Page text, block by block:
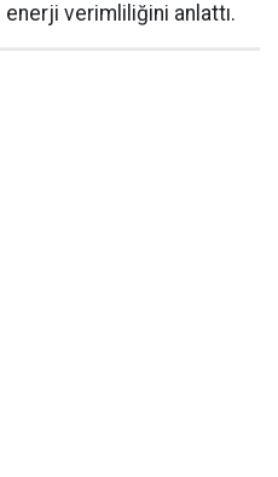
verimliliğini anlattı.